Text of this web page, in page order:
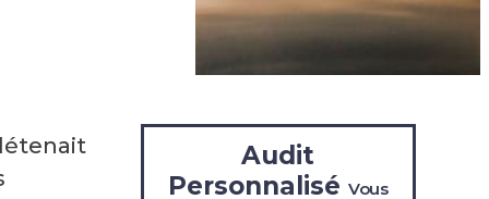
Audit
PersonnaliséVous